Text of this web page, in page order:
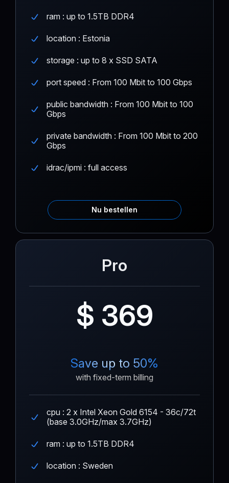
ram : up to 1.5TB DDR4
location : Estonia
storage : up to 8 x SSD SATA
port speed : From 100 Mbit to 100 Gbps
public bandwidth : From 100 Mbit to 100
Gbps
private bandwidth : From 100 Mbit to 200
Gbps
idrac/ipmi : full access
Nu bestellen
Pro
$ 369
Save up to 50%
with fixed-term billing
cpu : 2 x Intel Xeon Gold 6154 - 36c/72t
(base 3.0GHz/max 3.7GHz)
ram : up to 1.5TB DDR4
location : Sweden